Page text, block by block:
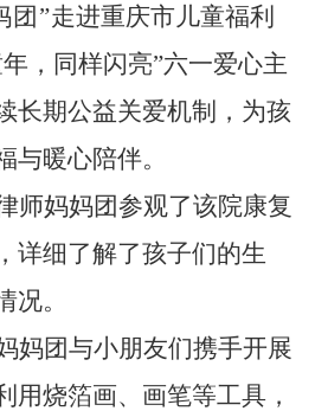
团”走进重庆市儿童福利
，同样闪亮”六一爱心主
长期公益关爱机制，为孩
与暖心陪伴。
师妈妈团参观了该院康复
详细了解了孩子们的生
况。
妈团与小朋友们携手开展
用烧箔画、画笔等工具，